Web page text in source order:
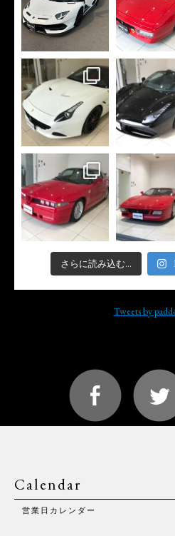
さらに読み込む...
Tweets by
Calendar
営業日カレンダー